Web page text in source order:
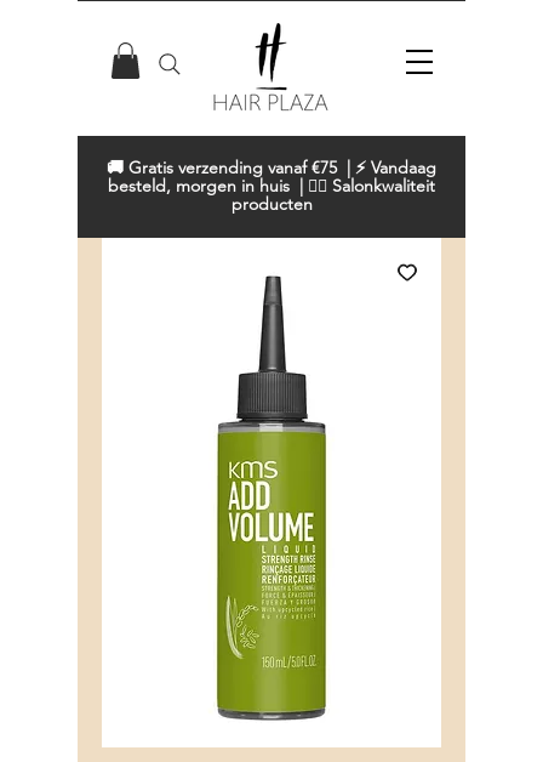
🚚 Gratis verzending vanaf €75 | ⚡ Vandaag
besteld, morgen in huis | 💇‍♀️ Salonkwaliteit
producten